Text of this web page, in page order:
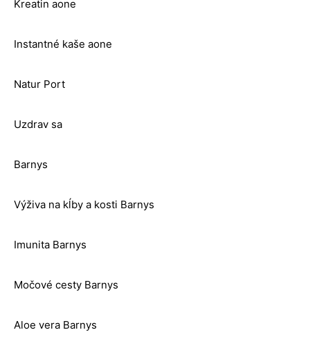
Kreatin aone
Instantné kaše aone
Natur Port
Uzdrav sa
Barnys
Výživa na kĺby a kosti Barnys
Imunita Barnys
Močové cesty Barnys
Aloe vera Barnys